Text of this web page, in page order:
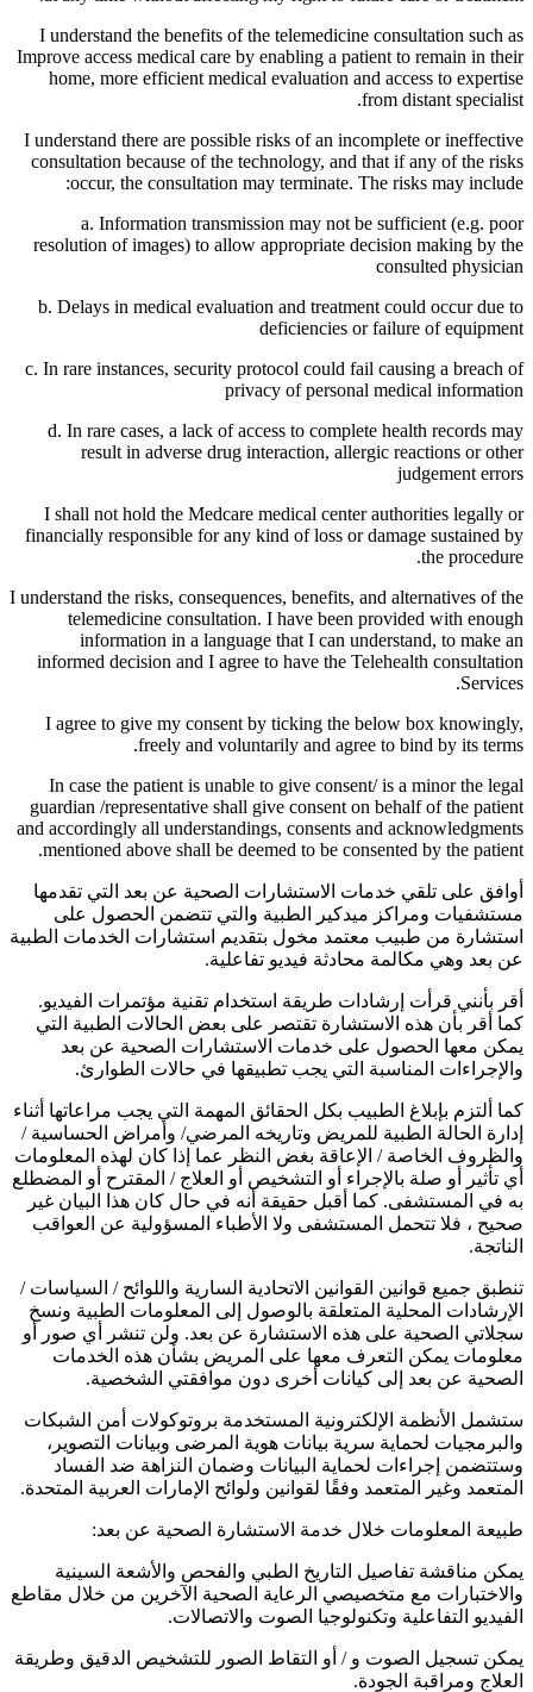
I understand the benefits of the telemedicine consultation such as
Improve access medical care by enabling a patient to remain in their
home, more efficient medical evaluation and access to expertise
from distant specialist.
I understand there are possible risks of an incomplete or ineffective
consultation because of the technology, and that if any of the risks
occur, the consultation may terminate. The risks may include:
a. Information transmission may not be sufficient (e.g. poor
resolution of images) to allow appropriate decision making by the
consulted physician
b. Delays in medical evaluation and treatment could occur due to
deficiencies or failure of equipment
c. In rare instances, security protocol could fail causing a breach of
privacy of personal medical information
d. In rare cases, a lack of access to complete health records may
result in adverse drug interaction, allergic reactions or other
judgement errors
I shall not hold the Medcare medical center authorities legally or
financially responsible for any kind of loss or damage sustained by
the procedure.
I understand the risks, consequences, benefits, and alternatives of the
telemedicine consultation. I have been provided with enough
information in a language that I can understand, to make an
informed decision and I agree to have the Telehealth consultation
Services.
I agree to give my consent by ticking the below box knowingly,
freely and voluntarily and agree to bind by its terms.
In case the patient is unable to give consent/ is a minor the legal
guardian /representative shall give consent on behalf of the patient
and accordingly all understandings, consents and acknowledgments
mentioned above shall be deemed to be consented by the patient.
أوافق على تلقي خدمات الاستشارات الصحية عن بعد التي تقدمها
مستشفيات ومراكز ميدكير الطبية والتي تتضمن الحصول على
استشارة من طبيب معتمد مخول بتقديم استشارات الخدمات الطبية
عن بعد وهي مكالمة محادثة فيديو تفاعلية.
أقر بأنني قرأت إرشادات طريقة استخدام تقنية مؤتمرات الفيديو.
كما أقر بأن هذه الاستشارة تقتصر على بعض الحالات الطبية التي
يمكن معها الحصول على خدمات الاستشارات الصحية عن بعد
والإجراءات المناسبة التي يجب تطبيقها في حالات الطوارئ.
كما ألتزم بإبلاغ الطبيب بكل الحقائق المهمة التي يجب مراعاتها أثناء
إدارة الحالة الطبية للمريض وتاريخه المرضي/ وأمراض الحساسية /
والظروف الخاصة / الإعاقة بغض النظر عما إذا كان لهذه المعلومات
أي تأثير أو صلة بالإجراء أو التشخيص أو العلاج / المقترح أو المضطلع
به في المستشفى. كما أقبل حقيقة أنه في حال كان هذا البيان غير
صحيح ، فلا تتحمل المستشفى ولا الأطباء المسؤولية عن العواقب
الناتجة.
تنطبق جميع قوانين القوانين الاتحادية السارية واللوائح / السياسات /
الإرشادات المحلية المتعلقة بالوصول إلى المعلومات الطبية ونسخ
سجلاتي الصحية على هذه الاستشارة عن بعد. ولن تنشر أي صور أو
معلومات يمكن التعرف معها على المريض بشأن هذه الخدمات
الصحية عن بعد إلى كيانات أخرى دون موافقتي الشخصية.
ستشمل الأنظمة الإلكترونية المستخدمة بروتوكولات أمن الشبكات
والبرمجيات لحماية سرية بيانات هوية المرضى وبيانات التصوير،
وستتضمن إجراءات لحماية البيانات وضمان النزاهة ضد الفساد
المتعمد وغير المتعمد وفقًا لقوانين ولوائح الإمارات العربية المتحدة.
طبيعة المعلومات خلال خدمة الاستشارة الصحية عن بعد:
يمكن مناقشة تفاصيل التاريخ الطبي والفحص والأشعة السينية
والاختبارات مع متخصيصي الرعاية الصحية الآخرين من خلال مقاطع
الفيديو التفاعلية وتكنولوجيا الصوت والاتصالات.
يمكن تسجيل الصوت و / أو التقاط الصور للتشخيص الدقيق وطريقة
العلاج ومراقبة الجودة.